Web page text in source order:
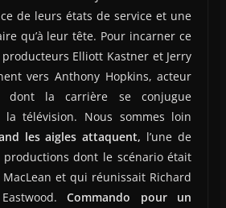
de leurs états de service et une
qu’à leur tête. Pour incarner ce
Elliott Kastner et Jerry
vers Anthony Hopkins, acteur
dont la carrière se conjugue
la télévision. Nous sommes loin
les aigles attaquent, l’une de
productions dont le scénario était
et qui réunissait Richard
Commando pour un